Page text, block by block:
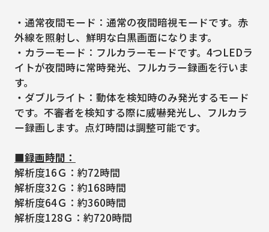
・通常夜間モード：通常の夜間暗視モードです。赤
外線を照射し、鮮明な白黒画面になります。
・カラーモード：フルカラーモードです。4つLEDラ
イトが夜間時に常時発光、フルカラー録画を行いま
す。
・ダブルライト：動体を検知時のみ発光するモード
です。不審者を検知する際に威嚇発光し、フルカラ
ー録画します。点灯時間は調整可能です。
■録画時間：
解析度16Ｇ：約72時間
解析度32Ｇ：約168時間
解析度64Ｇ：約360時間
解析度128Ｇ：約720時間